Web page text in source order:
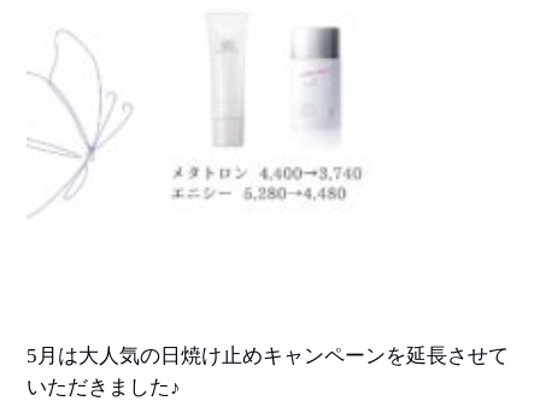
5月は大人気の日焼け止めキャンペーンを延長させて
いただきました♪